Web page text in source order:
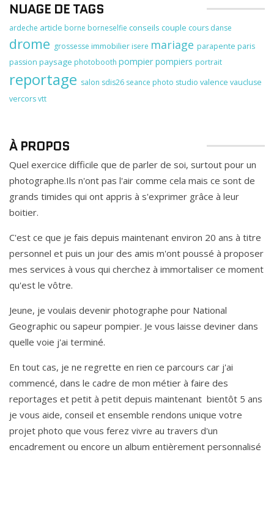
NUAGE DE TAGS
ardeche article borne borneselfie conseils couple cours danse
drome grossesse immobilier isere mariage parapente paris
passion paysage photobooth pompierpompiers portrait
reportage salon sdis26 seance photo studio valence vaucluse
vercorsvtt
À PROPOS
Quel exercice difficile que de parler de soi, surtout pour un
photographe.Ils n'ont pas l'air comme cela mais ce sont de
grands timides qui ont appris à s'exprimer grâce à leur
boitier.
C'est ce que je fais depuis maintenant environ 20 ans à titre
personnel et puis un jour des amis m'ont poussé à proposer
mes services à vous qui cherchez à immortaliser ce moment
qu'est le vôtre.
Jeune, je voulais devenir photographe pour National
Geographic ou sapeur pompier. Je vous laisse deviner dans
quelle voie j'ai terminé.
En tout cas, je ne regrette en rien ce parcours car j'ai
commencé, dans le cadre de mon métier à faire des
reportages et petit à petit depuis maintenant bientôt 5 ans
je vous aide, conseil et ensemble rendons unique votre
projet photo que vous ferez vivre au travers d'un
encadrement ou encore un album entièrement personnalisé